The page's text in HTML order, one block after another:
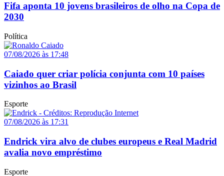
Fifa aponta 10 jovens brasileiros de olho na Copa de
2030
Política
07/08/2026 às 17:48
Caiado quer criar polícia conjunta com 10 países
vizinhos ao Brasil
Esporte
07/08/2026 às 17:31
Endrick vira alvo de clubes europeus e Real Madrid
avalia novo empréstimo
Esporte